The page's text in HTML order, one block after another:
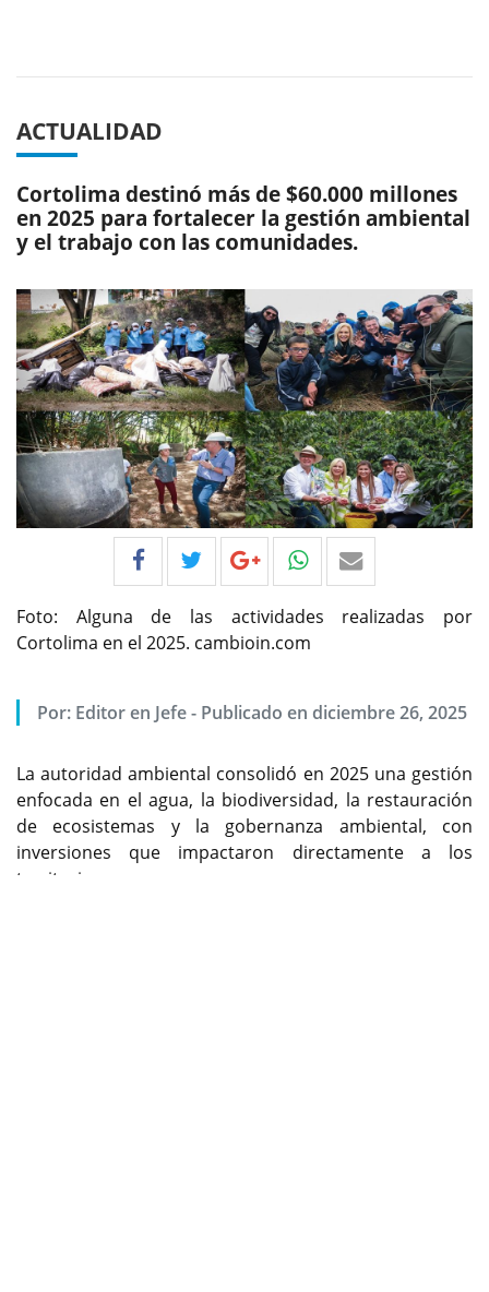
ACTUALIDAD
Cortolima destinó más de $60.000 millones
en 2025 para fortalecer la gestión ambiental
y el trabajo con las comunidades.
Foto: Alguna de las actividades realizadas por
Cortolima en el 2025. cambioin.com
Por: Editor en Jefe- Publicado en diciembre 26, 2025
La autoridad ambiental consolidó en 2025 una gestión
enfocada en el agua, la biodiversidad, la restauración
de ecosistemas y la gobernanza ambiental, con
inversiones que impactaron directamente a los
territorios.